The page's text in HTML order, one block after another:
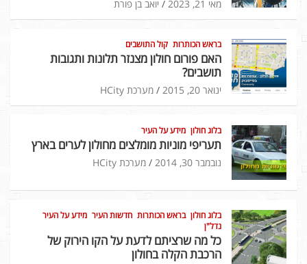
מאי 21, 2023 יואב בן פורת
בראש הכותרות קול התושבים
האם פורום חולון מצנזר תלונות ותגובות
תושבים?
ינואר 20, 2015 מערכת HCity
בלוג חולון מידע על העיר
תעריפי מוניות מומלצים מחולון לערים בארץ
נובמבר 30, 2014 מערכת HCity
בלוג חולון בראש הכותרות חדשות העיר מידע על העיר
נדל"ן
כל מה שרציתם לדעת על הקו הירוק של
הרכבת הקלה בחולון